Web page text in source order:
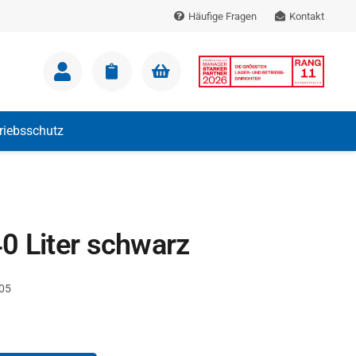
Häufige Fragen Kontakt
Liter schwarz